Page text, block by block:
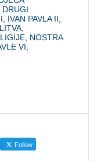
DRUGI
, IVAN PAVLA II,
,
, NOSTRA
VI,
Follow